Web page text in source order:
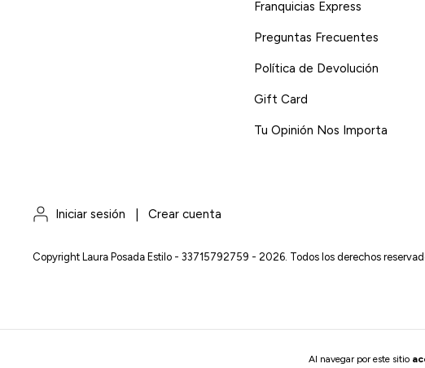
Al navegar por este sitio
Franquicias Express
Preguntas Frecuentes
Política de Devolución
Gift Card
Tu Opinión Nos Importa
Iniciar sesión Crear cuenta
Copyright Laura Posada Estilo - 33715792759 - 2026. Todos los derechos